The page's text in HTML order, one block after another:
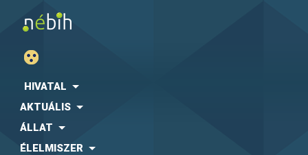
HIVATAL
AKTUÁLIS
ÁLLAT
ÉLELMISZER